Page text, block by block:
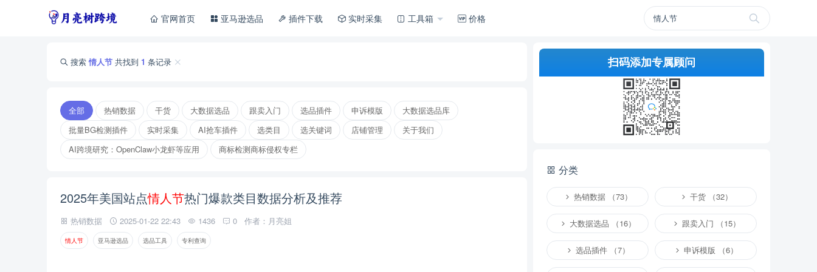
官网首页 亚马逊选品 插件下载 实时采集 工具箱 价格
搜索情人节 共找到 1 条记录
全部 热销数据 干货 大数据选品 跟卖入门 选品插件 申诉模版
大数据选品库
批量BG检测插件
实时采集 AI抢车插件 选类目 选关键词 店铺管理
关于我们
AI跨境研究：OpenClaw小龙虾等应用
商标检测商标侵权专栏
2025年美国站点情人节热门爆款类目数据分析及推荐
热销数据 2025-01-22 22:43 1436 0 作者：月亮姐
情人节 亚马逊选品 选品工具 专利查询
扫码添加专属顾问
分类
热销数据 （73） 干货 （32）
大数据选品 （16） 跟卖入门 （15）
选品插件 （7） 申诉模版 （6）